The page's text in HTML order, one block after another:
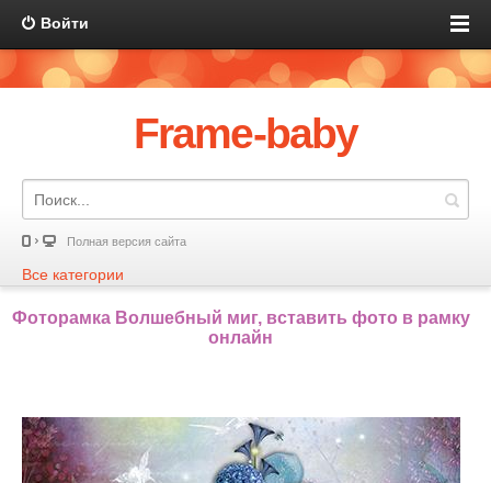
Войти
Frame-baby
Полная версия сайта
Все категории
Фоторамка Волшебный миг, вставить фото в рамку
онлайн